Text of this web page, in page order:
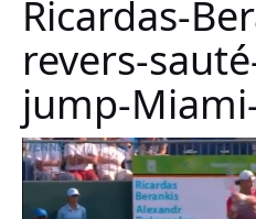
Ricardas-
revers-
jump-